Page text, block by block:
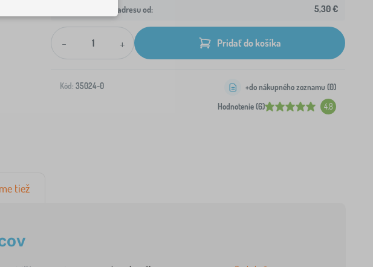
Doprava na Vašu adresu od: 5,30 €
- + Pridať do košíka
Kód: 35024-0
Hodnotenie (6) 4.8
+do nákupného zoznamu (0)
tiež